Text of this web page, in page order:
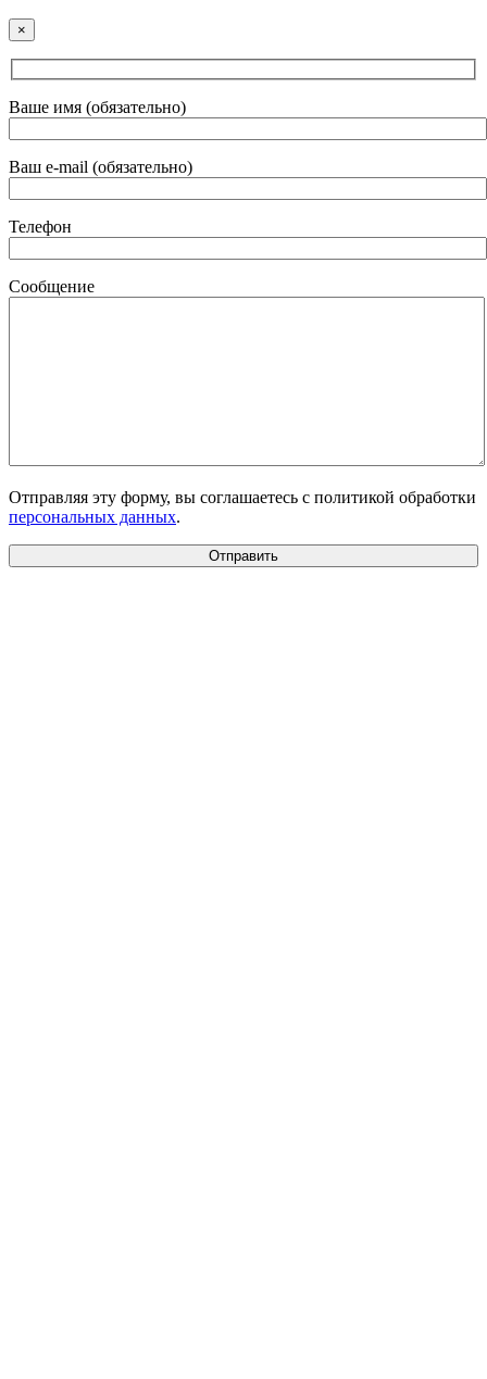
×
Ваше имя (обязательно)
Ваш e-mail (обязательно)
Телефон
Сообщение
Отправляя эту форму, вы соглашаетесь с политикой обработки
персональных данных.